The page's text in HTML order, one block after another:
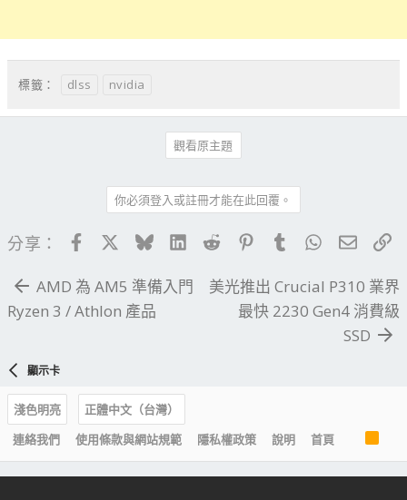
標籤： dlss nvidia
觀看原主題
你必須登入或註冊才能在此回覆。
分享： FacebookBlueskyLinkedIn
Reddit PinterestTumblrWhatsApp
電子
AMD 為 AM5 準備入門
Ryzen 3 / Athlon 產品
美光推出 Crucial P310 業界
最快 2230 Gen4 消費級
SSD
顯示卡
淺色明亮
正體中文（台灣）
連絡我們
使用條款與網站規範 隱私權政策 說明 首頁
R
S
S